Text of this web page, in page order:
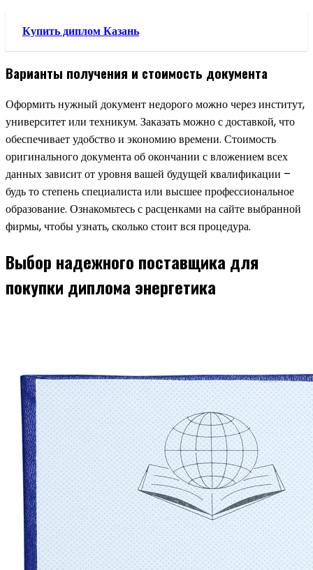
Купить диплом Казань
Варианты получения и стоимость документа
Оформить нужный документ недорого можно через институт,
университет или техникум. Заказать можно с доставкой, что
обеспечивает удобство и экономию времени. Стоимость
оригинального документа об окончании с вложением всех
данных зависит от уровня вашей будущей квалификации –
будь то степень специалиста или высшее профессиональное
образование. Ознакомьтесь с расценками на сайте выбранной
фирмы, чтобы узнать, сколько стоит вся процедура.
Выбор надежного поставщика для
покупки диплома энергетика